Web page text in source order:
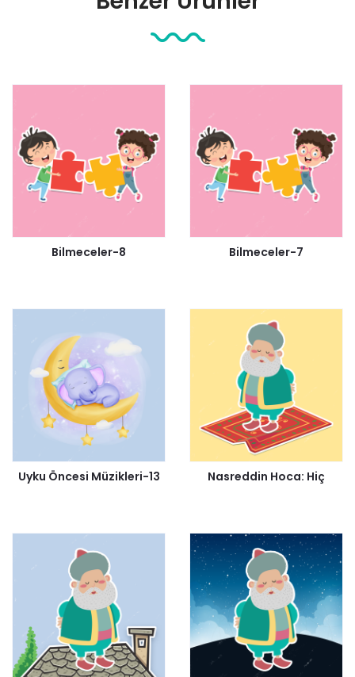
Bilmeceler-8 Bilmeceler-7
Uyku Öncesi Müzikleri-13 Nasreddin Hoca: Hiç